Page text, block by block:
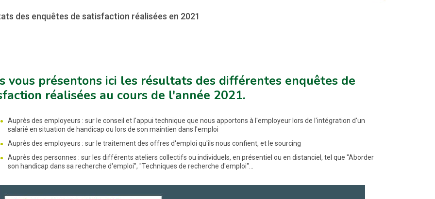
des enquêtes de satisfaction réalisées en 2021
vous présentons ici les résultats des différentes enquêtes de
réalisées au cours de l'année 2021.
Auprès des employeurs : sur le conseil et l'appui technique que nous apportons à l'employeur lors de l'intégration d'un
salarié en situation de handicap ou lors de son maintien dans l'emploi
Auprès des employeurs : sur le traitement des offres d'emploi qu'ils nous confient, et le sourcing
Auprès des personnes : sur les différents ateliers collectifs ou individuels, en présentiel ou en distanciel, tel que "Aborder
son handicap dans sa recherche d'emploi", "Techniques de recherche d'emploi"...